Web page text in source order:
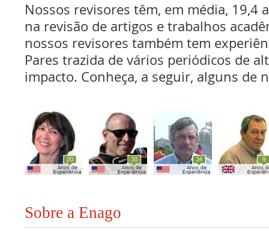
Nossos revisores têm, em média, 19,4
na revisão de artigos e trabalhos
nossos revisores também tem
Pares trazida de vários periódicos de
impacto. Conheça, a seguir, alguns de
Sobre a Enago